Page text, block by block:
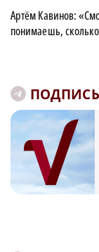
Артём Кавинов:
понимаешь,